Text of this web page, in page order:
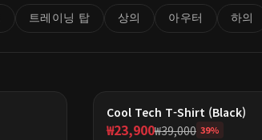
트레이닝 탑 상의 아우터 하의
Cool Tech T-Shirt (Black)
₩23,900₩39,000 39%